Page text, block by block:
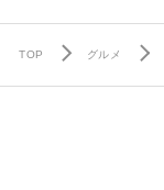
TOP グルメ